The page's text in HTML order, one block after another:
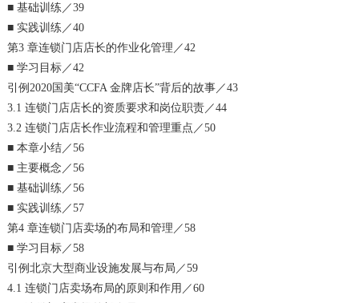
■ 基础训练／39
■ 实践训练／40
第3 章连锁门店店长的作业化管理／42
■ 学习目标／42
引例2020国美“CCFA 金牌店长”背后的故事／43
3.1 连锁门店店长的资质要求和岗位职责／44
3.2 连锁门店店长作业流程和管理重点／50
■ 本章小结／56
■ 主要概念／56
■ 基础训练／56
■ 实践训练／57
第4 章连锁门店卖场的布局和管理／58
■ 学习目标／58
引例北京大型商业设施发展与布局／59
4.1 连锁门店卖场布局的原则和作用／60